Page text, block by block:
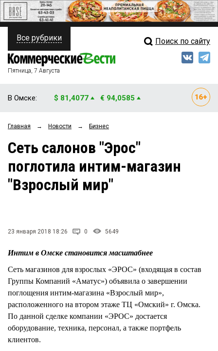
ПОЛИТИКА
ФИНАНСЫ
ОБЩЕСТВО
ЗАКОН
Свежий выпуск
Рейтинги
Блоги
Все рубрики Поиск по сайту
Пятница, 7 Августа
В Омске: $ 81,4077 € 94,0585
Главная → Новости → Бизнес
Сеть салонов "Эрос"
поглотила интим-магазин
"Взрослый мир"
23 января 2018 18:26 0 5649
Интим в Омске становится масштабнее
Сеть магазинов для взрослых «ЭРОС» (входящая в состав
Группы Компаний «Аматус») объявила о завершении
поглощения интим-магазина «Взрослый мир»,
расположенного на втором этаже ТЦ «Омский» г. Омска.
По данной сделке компании «ЭРОС» достается
оборудование, техника, персонал, а также портфель
клиентов.